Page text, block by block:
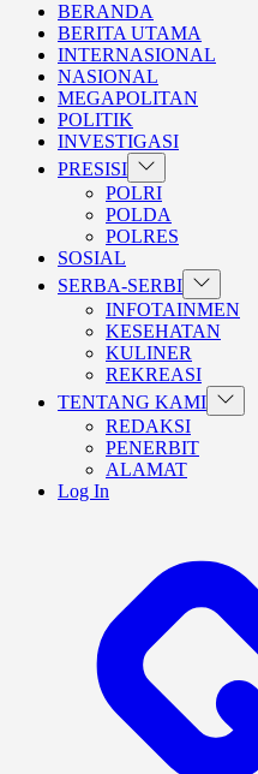
BERANDA
BERITA UTAMA
INTERNASIONAL
NASIONAL
MEGAPOLITAN
POLITIK
INVESTIGASI
PRESISI Show
sub
menu
POLRI
POLDA
POLRES
SOSIAL
SERBA-SERBI Show
sub
menu
INFOTAINMEN
KESEHATAN
KULINER
REKREASI
TENTANG KAMI Show
sub
REDAKSI
PENERBIT
ALAMAT
Log In